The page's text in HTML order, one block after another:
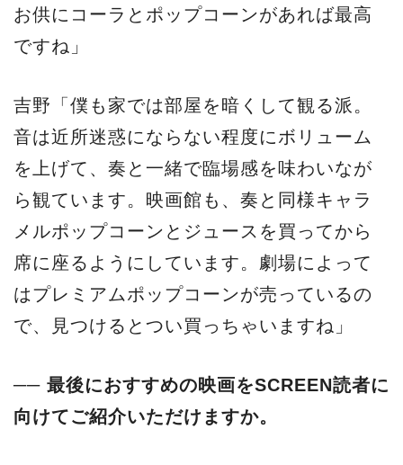
お供にコーラとポップコーンがあれば最高
ですね」
吉野「僕も家では部屋を暗くして観る派。
音は近所迷惑にならない程度にボリューム
を上げて、奏と一緒で臨場感を味わいなが
ら観ています。映画館も、奏と同様キャラ
メルポップコーンとジュースを買ってから
席に座るようにしています。劇場によって
はプレミアムポップコーンが売っているの
で、見つけるとつい買っちゃいますね」
── 最後におすすめの映画をSCREEN読者に
向けてご紹介いただけますか。